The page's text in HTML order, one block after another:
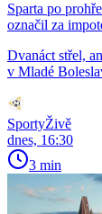
Sparta po
označil za
Dvanáct střel,
v Mladé
SportyŽivě
dnes, 16:30
3 min